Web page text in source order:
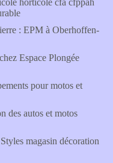
horticole cfa cfppah
: EPM à Oberhoffen-
Espace Plongée
pour motos et
des autos et motos
magasin décoration